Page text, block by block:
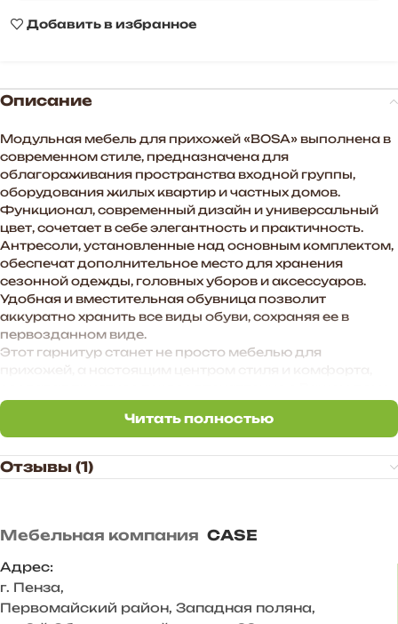
Добавить в избранное
Описание
Модульная мебель для прихожей «BOSA» выполнена в
современном стиле, предназначена для
облагораживания пространства входной группы,
оборудования жилых квартир и частных домов.
Функционал, современный дизайн и универсальный
цвет, сочетает в себе элегантность и практичность.
Антресоли, установленные над основным комплектом,
обеспечат дополнительное место для хранения
сезонной одежды, головных уборов и аксессуаров.
Удобная и вместительная обувница позволит
аккуратно хранить все виды обуви, сохраняя ее в
первозданном виде.
Этот гарнитур станет не просто мебелью для
Преимущества прихожей «BOSA»:
— Функциональное наполнение.
— Произвольное расположение модулей. Также есть
возможность дополнить комплект новыми модулями в
большинства интерьеров.
пространство до потолка, больше места для хранения.
Корпус ЛДСП Белый
Фасад ЛДСП Белый
Читать полностью
Читать полностью
Отзывы (1)
Мебельная компания CASE
Адрес:
г. Пенза,
Первомайский район, Западная поляна,